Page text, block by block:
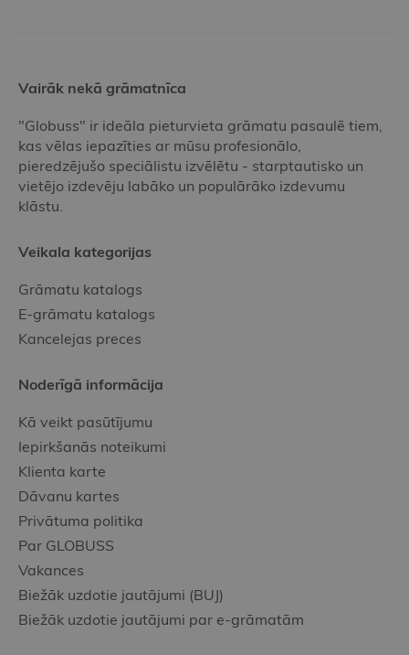
Vairāk nekā grāmatnīca
"Globuss" ir ideāla pieturvieta grāmatu pasaulē tiem,
kas vēlas iepazīties ar mūsu profesionālo,
pieredzējušo speciālistu izvēlētu - starptautisko un
vietējo izdevēju labāko un populārāko izdevumu
klāstu.
Veikala kategorijas
Grāmatu katalogs
E-grāmatu katalogs
Kancelejas preces
Noderīgā informācija
Kā veikt pasūtījumu
Iepirkšanās noteikumi
Klienta karte
Dāvanu kartes
Privātuma politika
Par GLOBUSS
Vakances
Biežāk uzdotie jautājumi (BUJ)
Biežāk uzdotie jautājumi par e-grāmatām